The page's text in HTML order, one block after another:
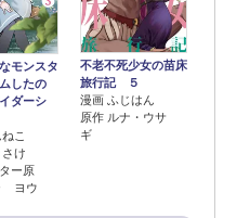
モンスタ
したの
ダーシ
こ
け
ー原
ヨウ
不老不死少女の苗床
旅行記 ５
漫画 ふじはん
原作 ルナ・ウサ
ギ